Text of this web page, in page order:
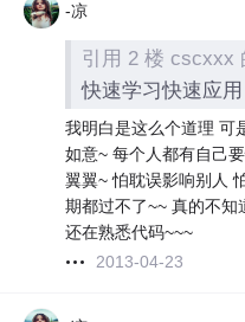
-凉
引用 2 楼 cscxxx
快速学习快速应
我明白是这么个道理 可
如意~ 每个人都有自己
翼翼~ 怕耽误影响别人
期都过不了~~ 真的不知
还在熟悉代码~~~
2013-04-23